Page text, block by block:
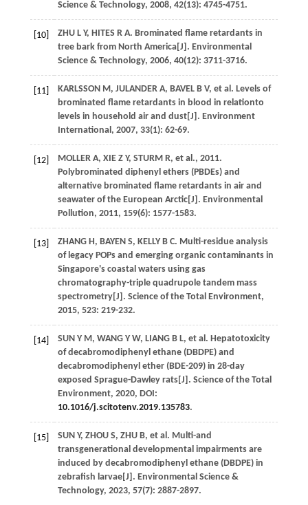
Science & Technology, 2008, 42(13): 4745-4751.
[10] ZHU L Y, HITES R A. Brominated flame retardants in
tree bark from North America[J]. Environmental
Science & Technology, 2006, 40(12): 3711-3716.
[11] KARLSSON M, JULANDER A, BAVEL B V, et al. Levels of
brominated flame retardants in blood in relationto
levels in household air and dust[J]. Environment
International, 2007, 33(1): 62-69.
[12] MOLLER A, XIE Z Y, STURM R, et al., 2011.
Polybrominated diphenyl ethers (PBDEs) and
alternative brominated flame retardants in air and
seawater of the European Arctic[J]. Environmental
Pollution, 2011, 159(6): 1577-1583.
[13] ZHANG H, BAYEN S, KELLY B C. Multi-residue analysis
of legacy POPs and emerging organic contaminants in
Singapore's coastal waters using gas
chromatography-triple quadrupole tandem mass
spectrometry[J]. Science of the Total Environment,
2015, 523: 219-232.
[14] SUN Y M, WANG Y W, LIANG B L, et al. Hepatotoxicity
of decabromodiphenyl ethane (DBDPE) and
decabromodiphenyl ether (BDE-209) in 28-day
exposed Sprague-Dawley rats[J]. Science of the Total
Environment, 2020, DOI:
10.1016/j.scitotenv.2019.135783.
[15] SUN Y, ZHOU S, ZHU B, et al. Multi-and
transgenerational developmental impairments are
induced by decabromodiphenyl ethane (DBDPE) in
zebrafish larvae[J]. Environmental Science &
Technology, 2023, 57(7): 2887-2897.